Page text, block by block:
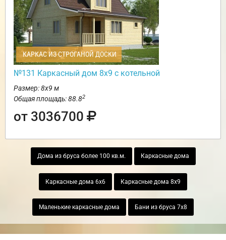
КАРКАС ИЗ СТРОГАНОЙ ДОСКИ
№131 Каркасный дом 8х9 с котельной
Размер: 8х9 м
Общая площадь: 88.82
от 3036700
Дома из бруса более 100 кв.м. Каркасные дома
Каркасные дома 6х6 Каркасные дома 8х9
Маленькие каркасные дома Бани из бруса 7х8